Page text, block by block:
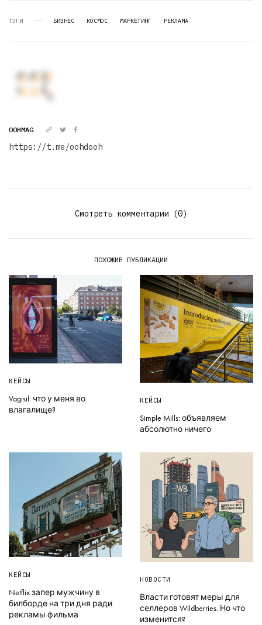
ТЭГИ БИЗНЕС КОСМОС МАРКЕТИНГ РЕКЛАМА
OOHMAG
https://t.me/oohdooh
Смотреть комментарии (0)
ПОХОЖИЕ ПУБЛИКАЦИИ
КЕЙСЫ
Vagisil: что у меня во
влагалище?
КЕЙСЫ
Simple Mills: объявляем
абсолютно ничего
КЕЙСЫ
Netflix запер мужчину в
билборде на три дня ради
рекламы фильма
НОВОСТИ
Власти готовят меры для
селлеров Wildberries. Но что
изменится?